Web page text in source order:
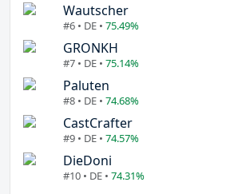
Wautscher
#6 • DE • 75.49%
GRONKH
#7 • DE • 75.14%
Paluten
#8 • DE • 74.68%
CastCrafter
#9 • DE • 74.57%
DieDoni
#10 • DE • 74.31%